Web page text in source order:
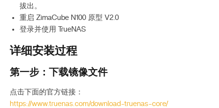
拔出。
重启 ZimaCube N100 原型 V2.0
登录并使用 TrueNAS
详细安装过程
第一步：下载镜像文件
点击下面的官方链接：
https://www.truenas.com/download-truenas-core/